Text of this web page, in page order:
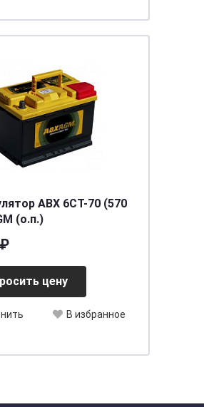
ABX 6CT-70 (570
(о.п.)
цену
В избранное